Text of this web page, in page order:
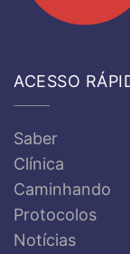
ACESSO
Saber
Clínica
Caminhando
Protocolos
Notícias